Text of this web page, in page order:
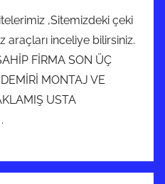
,Sitemizdeki çeki
araçları inceliye bilirsiniz.
FİRMA SON ÜÇ
MONTAJ VE
USTA